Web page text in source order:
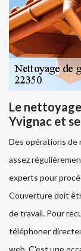
Le
Yvignac et
Des opérations
assez
experts pour
Couverture doit
de travail. Pour
téléphoner